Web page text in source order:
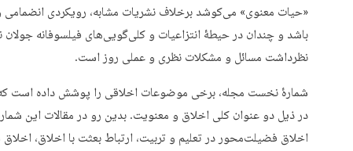
«حیات معنوی» می‌کوشد برخلاف نشریات مشابه، رویکردی انضمامی
باشد و چندان در حیطۀ انتزاعیات و کلی‌گویی‌های فیلسوفانه
نظرداشت مسائل و مشکلات نظری و عملی روز است.
شمارۀ نخست مجله، برخی موضوعات اخلاقی را پوشش داده است که
در ذیل دو عنوان کلی اخلاق و معنویت. بدین رو در مقالات این
اخلاق فضیلت‌محور در تعلیم و تربیت، ارتباط بعثت با اخلاق،